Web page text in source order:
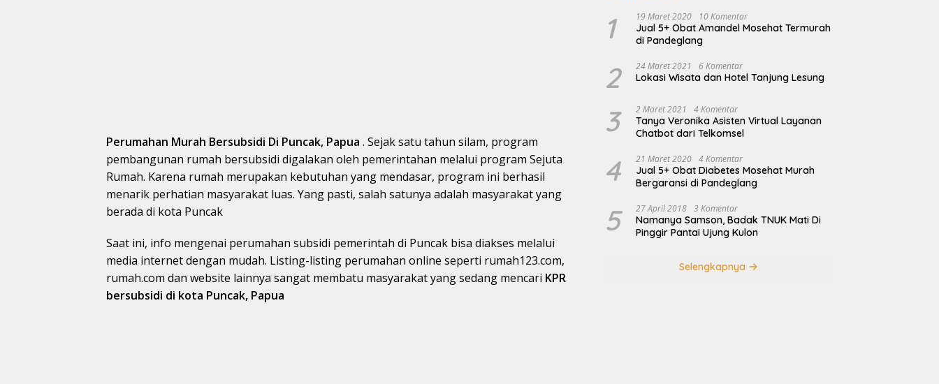
Perumahan Murah Bersubsidi Di Puncak, Papua . Sejak satu tahun silam, program
pembangunan rumah bersubsidi digalakan oleh pemerintahan melalui program Sejuta
Rumah. Karena rumah merupakan kebutuhan yang mendasar, program ini berhasil
menarik perhatian masyarakat luas. Yang pasti, salah satunya adalah masyarakat yang
berada di kota Puncak
Saat ini, info mengenai perumahan subsidi pemerintah di Puncak bisa diakses melalui
media internet dengan mudah. Listing-listing perumahan online seperti rumah123.com,
rumah.com dan website lainnya sangat membatu masyarakat yang sedang mencari KPR
bersubsidi di kota Puncak, Papua
1 19 Maret 2020 10 Komentar
Jual 5+ Obat Amandel Mosehat Termurah
di Pandeglang
2 24 Maret 2021 6 Komentar
Lokasi Wisata dan Hotel Tanjung Lesung
3 2 Maret 2021 4 Komentar
Tanya Veronika Asisten Virtual Layanan
Chatbot dari Telkomsel
4 21 Maret 2020 4 Komentar
Jual 5+ Obat Diabetes Mosehat Murah
Bergaransi di Pandeglang
5 27 April 2018 3 Komentar
Namanya Samson, Badak TNUK Mati Di
Pinggir Pantai Ujung Kulon
Selengkapnya